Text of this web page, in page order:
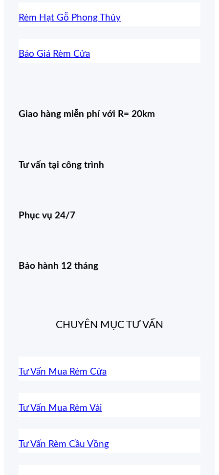
Rèm Hạt Gỗ Phong Thủy
Báo Giá Rèm Cửa
Giao hàng miễn phí với R= 20km
Tư vấn tại công trình
Phục vụ 24/7
Bảo hành 12 tháng
CHUYÊN MỤC TƯ VẤN
Tư Vấn Mua Rèm Cửa
Tư Vấn Mua Rèm Vải
Tư Vấn Rèm Cầu Vồng